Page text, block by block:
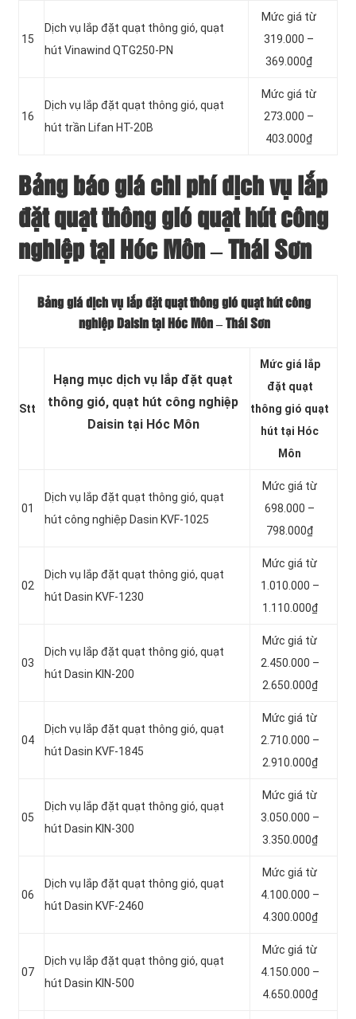
15
Dịch vụ lắp đặt quạt thông gió, quạt
hút Vinawind QTG250-PN
Mức giá từ
319.000 –
369.000₫
16
Dịch vụ lắp đặt quạt thông gió, quạt
hút trần Lifan HT-20B
Mức giá từ
273.000 –
403.000₫
Bảng báo giá chi phí dịch vụ lắp
đặt quạt thông gió quạt hút công
nghiệp tại Hóc Môn – Thái Sơn
Bảng giá dịch vụ lắp đặt quạt thông gió quạt hút công
nghiệp Daisin tại Hóc Môn – Thái Sơn
Stt
Hạng mục dịch vụ lắp đặt quạt
thông gió, quạt hút công nghiệp
Daisin tại Hóc Môn
Mức giá lắp
đặt quạt
thông gió quạt
hút tại Hóc
Môn
01
Dịch vụ lắp đặt quạt thông gió, quạt
hút công nghiệp Dasin KVF-1025
Mức giá từ
698.000 –
798.000₫
02
Dịch vụ lắp đặt quạt thông gió, quạt
hút Dasin KVF-1230
Mức giá từ
1.010.000 –
1.110.000₫
03
Dịch vụ lắp đặt quạt thông gió, quạt
hút Dasin KIN-200
Mức giá từ
2.450.000 –
2.650.000₫
04
Dịch vụ lắp đặt quạt thông gió, quạt
hút Dasin KVF-1845
Mức giá từ
2.710.000 –
2.910.000₫
05
Dịch vụ lắp đặt quạt thông gió, quạt
hút Dasin KIN-300
Mức giá từ
3.050.000 –
3.350.000₫
06
Dịch vụ lắp đặt quạt thông gió, quạt
hút Dasin KVF-2460
Mức giá từ
4.100.000 –
4.300.000₫
07
Dịch vụ lắp đặt quạt thông gió, quạt
hút Dasin KIN-500
Mức giá từ
4.150.000 –
4.650.000₫